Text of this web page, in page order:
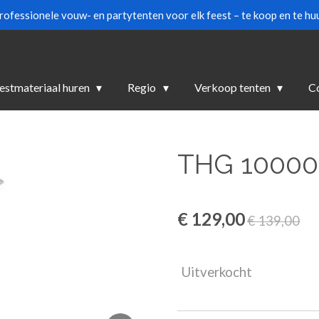
vouw- en partytenten voor elk feest – te koop en te
huren Regio Verkoop tenten
THG 10000
€ 129,00€ 139,00
Uitverkocht